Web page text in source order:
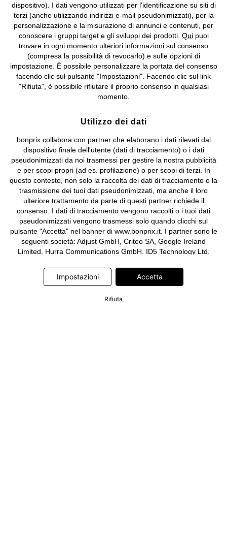
Informazioni legali Diritto di recesso
©2026 bonprix.Tutti i diritti riservati.
bonprix S.r.l. con socio unico, sede legale: via Adua 33 - 13855
Valdengo (BI) C.F. 01510910027 - P.I. 01939830020, Reg. Imprese di
Biella n. 01510910027, R.E.A. BI - 171345, N. Reg. Pile:
IT09060P00000858, N. Reg. AEE: IT08020000002105 Capitale
Sociale: euro 1.000.000 i.v, Società soggetta all'attività di direzione
e coordinamento di bonprix Beteiligungs -Verwaltungsgesellschaft
mbH.
dispositivo). I dati vengono utilizzati per l'identificazione su siti di
terzi (anche utilizzando indirizzi e-mail pseudonimizzati), per la
personalizzazione e la misurazione di annunci e contenuti, per
conoscere i gruppi target e gli sviluppi dei prodotti. Quipuoi
trovare in ogni momento ulteriori informazioni sul consenso
(compresa la possibilità di revocarlo) e sulle opzioni di
impostazione. È possibile personalizzare la portata del consenso
facendo clic sul pulsante "Impostazioni". Facendo clic sul link
"Rifiuta", è possibile rifiutare il proprio consenso in qualsiasi
momento.
Utilizzo dei dati
bonprix collabora con partner che elaborano i dati rilevati dal
dispositivo finale dell'utente (dati di tracciamento) o i dati
pseudonimizzati da noi trasmessi per gestire la nostra pubblicità
e per scopi propri (ad es. profilazione) o per scopi di terzi. In
questo contesto, non solo la raccolta dei dati di tracciamento o la
trasmissione dei tuoi dati pseudonimizzati, ma anche il loro
ulteriore trattamento da parte di questi partner richiede il
consenso. I dati di tracciamento vengono raccolti o i tuoi dati
pseudonimizzati vengono trasmessi solo quando clicchi sul
pulsante "Accetta" nel banner di www.bonprix.it. I partner sono le
seguenti società: Adjust GmbH, Criteo SA, Google Ireland
Limited, Hurra Communications GmbH, ID5 Technology Ltd,
Limited, Pinterest Europe Limited, RTB-House GmbH, TikTok
Information Technologies UK Limited. Ulteriori informazioni sul
informativa privacy e cookie
Impostazioni Accetta
Rifiuta